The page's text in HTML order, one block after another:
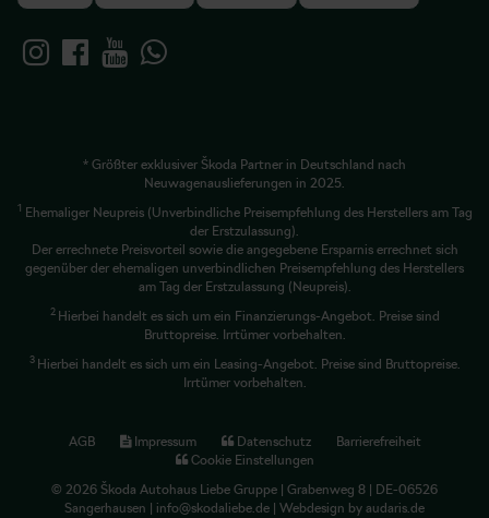
* Größter exklusiver Škoda Partner in Deutschland nach
Neuwagenauslieferungen in 2025.
1 Ehemaliger Neupreis (Unverbindliche Preisempfehlung des Herstellers am Tag
der Erstzulassung).
Der errechnete Preisvorteil sowie die angegebene Ersparnis errechnet sich
gegenüber der ehemaligen unverbindlichen Preisempfehlung des Herstellers
am Tag der Erstzulassung (Neupreis).
2 Hierbei handelt es sich um ein Finanzierungs-Angebot. Preise sind
Bruttopreise. Irrtümer vorbehalten.
3 Hierbei handelt es sich um ein Leasing-Angebot. Preise sind Bruttopreise.
Irrtümer vorbehalten.
AGB Impressum Datenschutz
Barrierefreiheit
Cookie Einstellungen
© 2026 Škoda Autohaus Liebe Gruppe | Grabenweg 8 | DE-06526
Sangerhausen | info@skodaliebe.de | Webdesign by audaris.de